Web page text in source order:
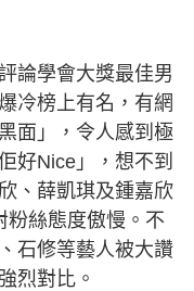
論學會大獎最佳男
冷榜上有名，有網
面」，令人感到極
好Nice」，想不到
、薛凱琪及鍾嘉欣
粉絲態度傲慢。不
石修等藝人被大讚
烈對比。